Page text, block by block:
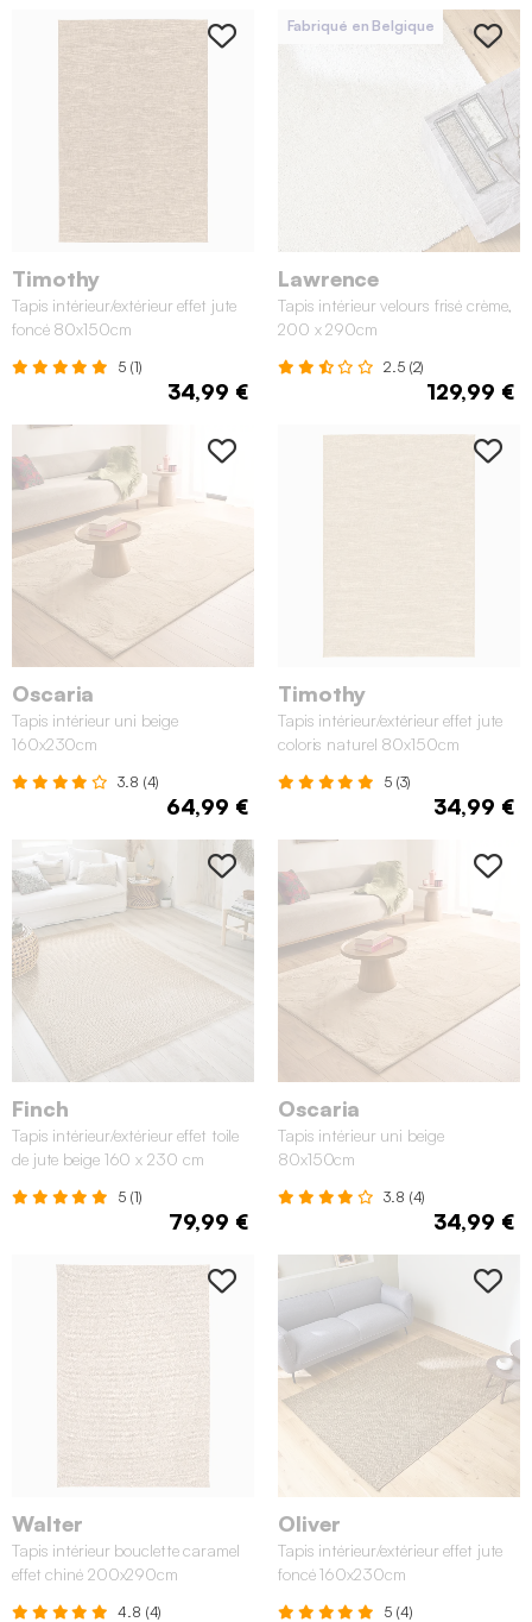
Timothy
Tapis intérieur/extérieur effet jute
foncé 80x150cm
5 (1)
34,99 €
Fabriqué en Belgique
Lawrence
Tapis intérieur velours frisé crème,
200 x 290cm
2.5 (2)
129,99 €
Oscaria
Tapis intérieur uni beige
160x230cm
3.8 (4)
64,99 €
Timothy
Tapis intérieur/extérieur effet jute
coloris naturel 80x150cm
5 (3)
34,99 €
Finch
Tapis intérieur/extérieur effet toile
de jute beige 160 x 230 cm
5 (1)
79,99 €
Oscaria
Tapis intérieur uni beige
80x150cm
3.8 (4)
34,99 €
Walter
Tapis intérieur bouclette caramel
effet chiné 200x290cm
4.8 (4)
Oliver
Tapis intérieur/extérieur effet jute
foncé 160x230cm
5 (4)